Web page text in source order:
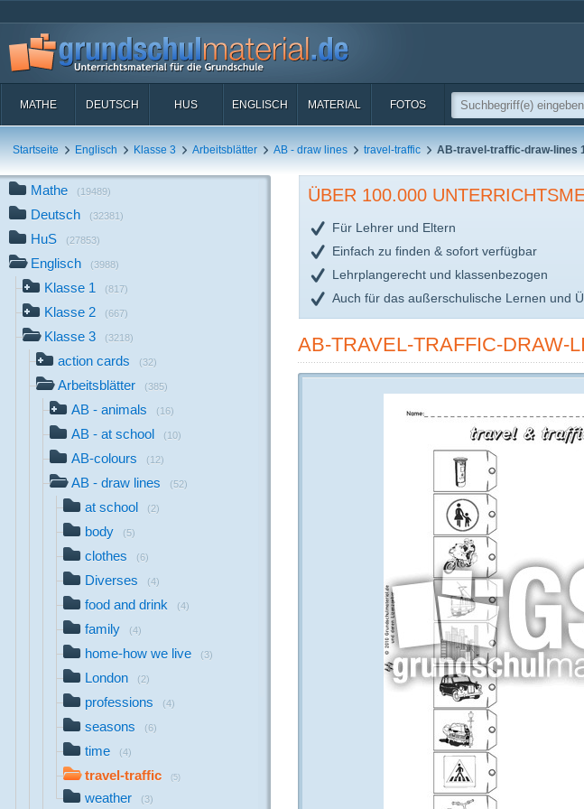
MATHE DEUTSCH HUS ENGLISCH MATERIAL FOTOS
Startseite Englisch Klasse 3 Arbeitsblätter AB - draw lines travel-traffic AB-travel-traffic-draw-lines
Mathe (19489)
Deutsch (32381)
HuS (27853)
Englisch (3988)
Klasse 1 (817)
Klasse 2 (667)
Klasse 3 (3218)
action cards (32)
Arbeitsblätter (385)
AB - animals (16)
AB - at school (10)
AB-colours (12)
AB - draw lines (52)
at school (2)
body (5)
clothes (6)
Diverses (4)
food and drink (4)
family (4)
home-how we live (3)
London (2)
professions (4)
seasons (6)
time (4)
travel-traffic (5)
weather (3)
ÜBER 100.000
Für Lehrer und Eltern
Einfach zu finden & sofort verfügbar
Lehrplangerecht und klassenbezogen
Auch für das außerschulische Lernen und
AB-TRAVEL-TRAFFIC-DRAW-